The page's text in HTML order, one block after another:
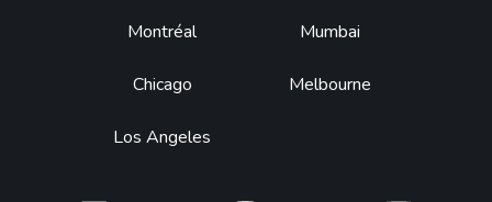
Montréal
Chicago
Los Angeles
Mumbai
Melbourne